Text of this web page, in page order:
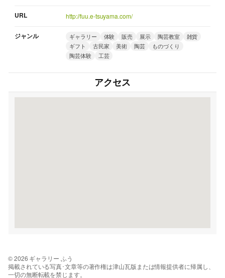
URL http://fuu.e-tsuyama.com/
ジャンル ギャラリー 体験 販売 展示 陶芸教室
雑貨
ギフト
古民家 美術 陶芸
ものづくり
陶芸体験
工芸
アクセス
© 2026 ギャラリー ふう
掲載されている写真･文章等の著作権は津山瓦版または情報提供者に帰属し、
一切の無断転載を禁じます。